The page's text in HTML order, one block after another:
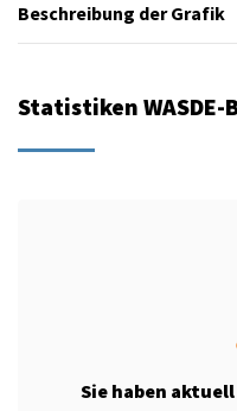
Beschreibung der Grafik
Statistiken
Sie haben